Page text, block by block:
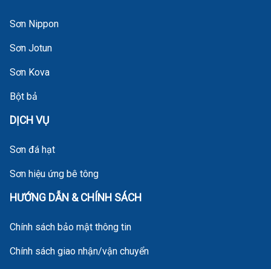
Sơn Nippon
Sơn Jotun
Sơn Kova
Bột bả
DỊCH VỤ
Sơn đá hạt
Sơn hiệu ứng bê tông
HƯỚNG DẪN & CHÍNH SÁCH
Chính sách bảo mật thông tin
Chính sách giao nhận/vận chuyển